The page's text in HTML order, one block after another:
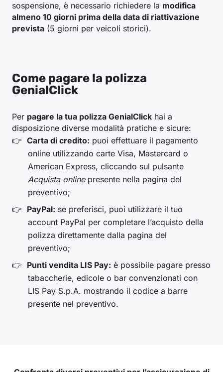
sospensione, è necessario richiedere la modifica
almeno 10 giorni prima della data di riattivazione
prevista (5 giorni per veicoli storici).
Come pagare la polizza
GenialClick
Per pagare la tua polizza GenialClick hai a
disposizione diverse modalità pratiche e sicure:
Carta di credito: puoi effettuare il pagamento
online utilizzando carte Visa, Mastercard o
American Express, cliccando sul pulsante
Acquista onlinepresente nella pagina del
preventivo;
PayPal: se preferisci, puoi utilizzare il tuo
account PayPal per completare l’acquisto della
polizza direttamente dalla pagina del
preventivo;
Punti vendita LIS Pay: è possibile pagare presso
tabaccherie, edicole o bar convenzionati con
LIS Pay S.p.A. mostrando il codice a barre
presente nel preventivo.